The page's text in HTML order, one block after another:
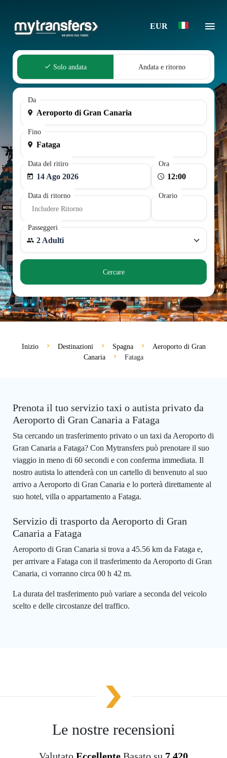
EUR
Solo andata Andata e ritorno
Da
Fino
Data del ritiro
14 Ago 2026
Ora
Data di ritorno
Includere Ritorno
Orario
Passeggeri
2 Adulti
Cercare
Inizio Destinazioni Spagna
Aeroporto di Gran
Canaria
Fataga
Prenota il tuo servizio taxi o autista privato da
Aeroporto di Gran Canaria a Fataga
Sta cercando un trasferimento privato o un taxi da Aeroporto di
Gran Canaria a Fataga? Con Mytransfers può prenotare il suo
viaggio in meno di 60 secondi e con conferma immediata. Il
nostro autista lo attenderà con un cartello di benvenuto al suo
arrivo a Aeroporto di Gran Canaria e lo porterà direttamente al
suo hotel, villa o appartamento a Fataga.
Servizio di trasporto da Aeroporto di Gran
Canaria a Fataga
Aeroporto di Gran Canaria si trova a 45.56 km da Fataga e,
per arrivare a Fataga con il trasferimento da Aeroporto di Gran
Canaria, ci vorranno circa 00 h 42 m.
La durata del trasferimento può variare a seconda del veicolo
scelto e delle circostanze del traffico.
Le nostre recensioni